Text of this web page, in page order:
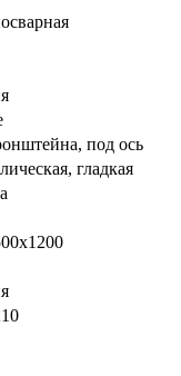
под ось
гладкая